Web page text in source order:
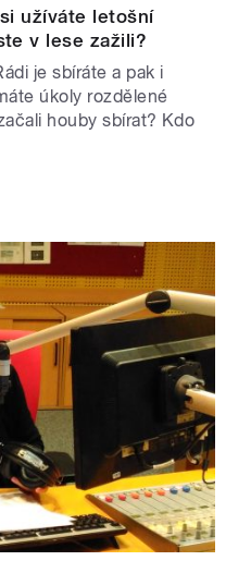
užíváte letošní
v lese zažili?
je sbíráte a pak i
úkoly rozdělené
houby sbírat? Kdo